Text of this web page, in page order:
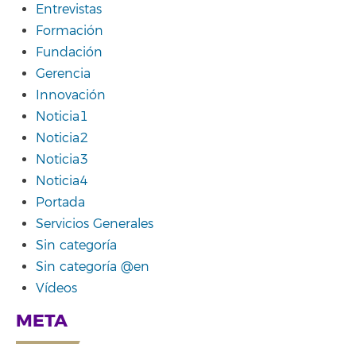
Entrevistas
Formación
Fundación
Gerencia
Innovación
Noticia1
Noticia2
Noticia3
Noticia4
Portada
Servicios Generales
Sin categoría
Sin categoría @en
Vídeos
META